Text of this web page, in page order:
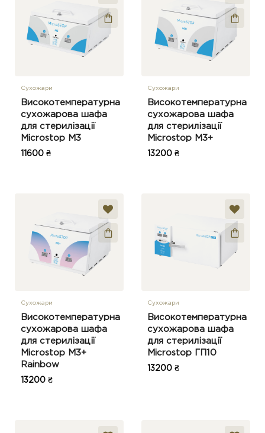
Сухожари
Високотемпературна
сухожарова шафа
для стерилізації
Microstop M3
11600 ₴
Сухожари
Високотемпературна
сухожарова шафа
для стерилізації
Microstop M3+
13200 ₴
Сухожари
Високотемпературна
сухожарова шафа
для стерилізації
Microstop M3+
Rainbow
13200 ₴
Сухожари
Високотемпературна
сухожарова шафа
для стерилізації
Microstop ГП10
13200 ₴